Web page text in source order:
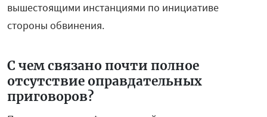
вышестоящими инстанциями по инициативе
стороны обвинения.
С чем связано почти полное
отсутствие оправдательных
приговоров?